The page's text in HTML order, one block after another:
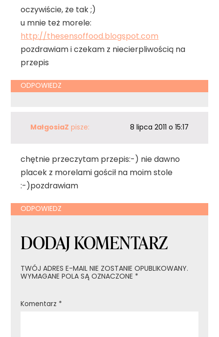
DODAJ KOMENTARZ
TWÓJ ADRES E-MAIL NIE ZOSTANIE OPUBLIKOWANY.
WYMAGANE POLA SĄ OZNACZONE *
Komentarz *
oczywiście, że tak ;)
u mnie też morele:
http://thesensoffood.blogspot.com
pozdrawiam i czekam z niecierpliwością na
przepis
ODPOWIEDZ
MałgosiaZ pisze: 8 lipca 2011 o 15:17
chętnie przeczytam przepis:-) nie dawno
placek z morelami gościł na moim stole
:-)pozdrawiam
ODPOWIEDZ